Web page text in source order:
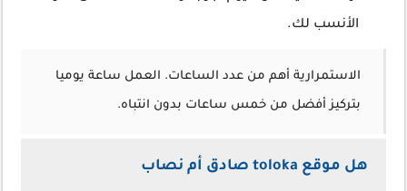
الأنسب لك.
الاستمرارية أهم من عدد الساعات. العمل ساعة يوميا
بتركيز أفضل من خمس ساعات بدون انتباه.
هل موقع toloka صادق أم نصاب